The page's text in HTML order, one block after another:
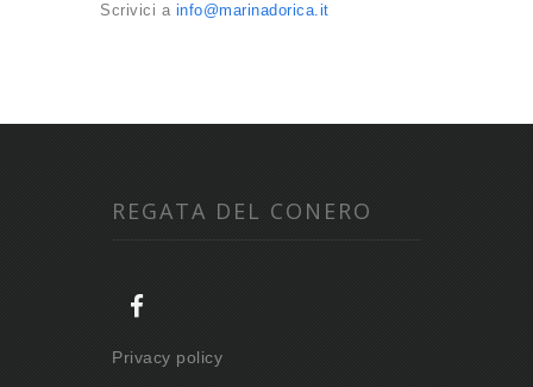
Scrivici a info@marinadorica.it
REGATA DEL CONERO
Privacy policy